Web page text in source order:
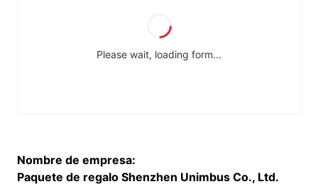
Nombre de empresa:
Paquete de regalo Shenzhen Unimbus Co., Ltd.